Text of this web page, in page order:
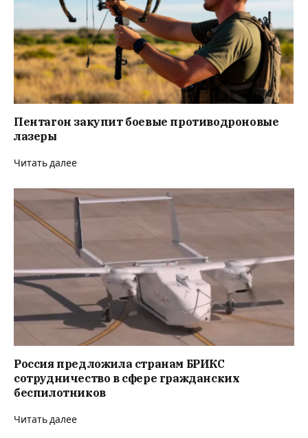
Пентагон закупит боевые противодроновые
лазеры
Читать далее
Россия предложила странам БРИКС
сотрудничество в сфере гражданских
беспилотников
Читать далее